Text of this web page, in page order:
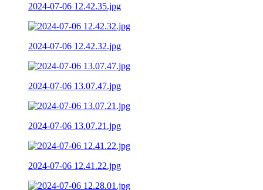
2024-07-06 12.42.35.jpg
2024-07-06 12.42.32.jpg
2024-07-06 13.07.47.jpg
2024-07-06 13.07.21.jpg
2024-07-06 12.41.22.jpg